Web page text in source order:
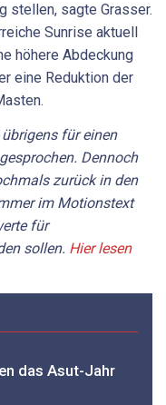
stellen, sagte Grasser.
Sunrise aktuell
höhere Abdeckung
eine Reduktion der
für einen
Dennoch
zurück in den
im Motionstext
für
sollen. Hier lesen
das Asut-Jahr